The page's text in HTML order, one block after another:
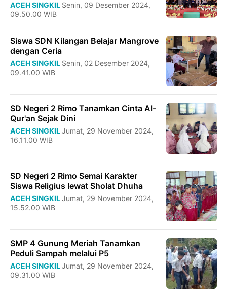
ACEH SINGKIL Senin, 09 Desember 2024,
09.50.00 WIB
Siswa SDN Kilangan Belajar Mangrove
dengan Ceria
ACEH SINGKIL Senin, 02 Desember 2024,
09.41.00 WIB
SD Negeri 2 Rimo Tanamkan Cinta Al-
Qur'an Sejak Dini
ACEH SINGKILJumat, 29 November 2024,
16.11.00 WIB
SD Negeri 2 Rimo Semai Karakter
Siswa Religius lewat Sholat Dhuha
ACEH SINGKILJumat, 29 November 2024,
15.52.00 WIB
SMP 4 Gunung Meriah Tanamkan
Peduli Sampah melalui P5
ACEH SINGKILJumat, 29 November 2024,
09.31.00 WIB